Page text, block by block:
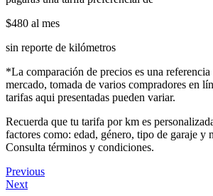
$480 al mes
sin reporte de kilómetros
*La comparación de precios es una referencia
mercado, tomada de varios compradores en
tarifas aqui presentadas pueden variar.
Recuerda que tu tarifa por km es
factores como: edad, género, tipo de garaje y
Consulta términos y condiciones.
Previous
Next